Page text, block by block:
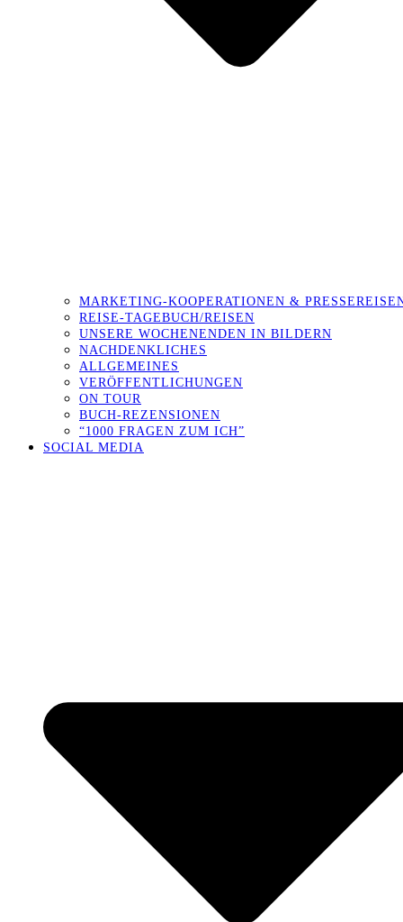
MARKETING-KOOPERATIONEN &
REISE-TAGEBUCH/REISEN
UNSERE WOCHENENDEN IN BILDERN
NACHDENKLICHES
ALLGEMEINES
VERÖFFENTLICHUNGEN
ON TOUR
BUCH-REZENSIONEN
“1000 FRAGEN ZUM ICH”
SOCIAL MEDIA